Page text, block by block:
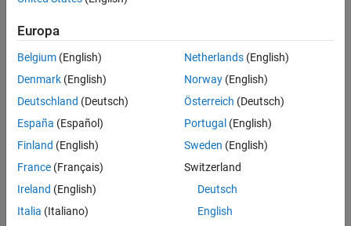
Festkomma-Implementierung erstellen können.
Um Arithmetik mit voller Präzision mit Doubles zu simulieren und
nur die Ausgabe des Algorithmus zu quantisieren, verwenden Sie
quantizenumeric
Um Gleitkommadaten mit beliebiger Wort- und Exponentenlänge
zu simulieren, verwenden Sie das Objekt quantizer
zugehörigen Objektfunktionen.
Funktionen
Europa
Belgium (English)
Denmark (English)
Deutschland (Deutsch)
España (Español)
Finland (English)
France (Français)
Ireland (English)
Italia (Italiano)
Netherlands(English)
Norway(English)
Österreich (Deutsch)
Portugal (English)
Sweden (English)
Switzerland
Deutsch
English